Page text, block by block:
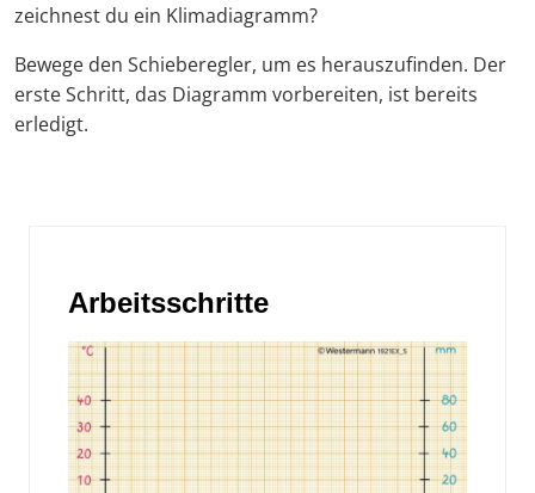
zeichnest du ein Klimadiagramm?
Bewege den Schieberegler, um es herauszufinden. Der
erste Schritt, das Diagramm vorbereiten, ist bereits
erledigt.